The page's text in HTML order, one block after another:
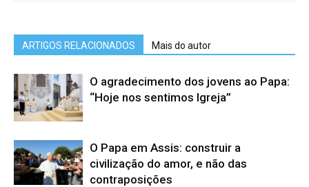
ARTIGOS RELACIONADOS Mais do autor
O agradecimento dos jovens ao Papa:
“Hoje nos sentimos Igreja”
O Papa em Assis: construir a
civilização do amor, e não das
contraposições